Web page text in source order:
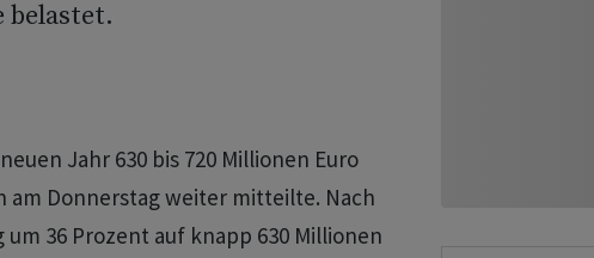
belastet.
Jahr 630 bis 720 Millionen Euro
am Donnerstag weiter mitteilte. Nach
36 Prozent auf knapp 630 Millionen